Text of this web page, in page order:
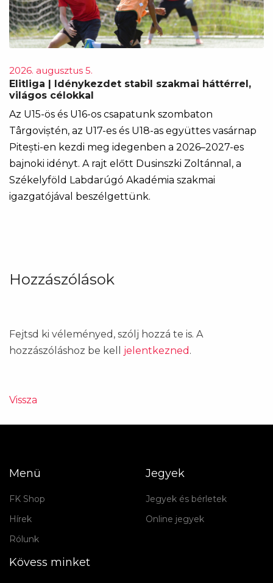
2026. augusztus 5.
Elitliga | Idénykezdet stabil szakmai háttérrel,
világos célokkal
Az U15-ös és U16-os csapatunk szombaton
Târgoviștén, az U17-es és U18-as együttes vasárnap
Pitești-en kezdi meg idegenben a 2026–2027-es
bajnoki idényt. A rajt előtt Dusinszki Zoltánnal, a
Székelyföld Labdarúgó Akadémia szakmai
igazgatójával beszélgettünk.
Hozzászólások
Fejtsd ki véleményed, szólj hozzá te is. A
hozzászóláshoz be kell jelentkezned .
Vissza
Menü
FK Shop
Hírek
Rólunk
Jegyek
Jegyek és bérletek
Online jegyek
Kövess minket